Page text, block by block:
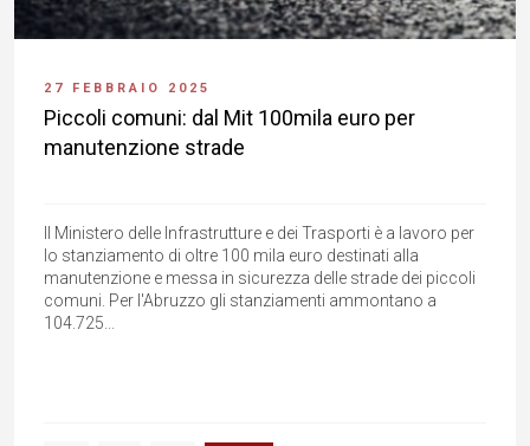
27 FEBBRAIO 2025
Piccoli comuni: dal Mit 100mila euro per
manutenzione strade
Il Ministero delle Infrastrutture e dei Trasporti è a lavoro per
lo stanziamento di oltre 100 mila euro destinati alla
manutenzione e messa in sicurezza delle strade dei piccoli
comuni. Per l'Abruzzo gli stanziamenti ammontano a
104.725...